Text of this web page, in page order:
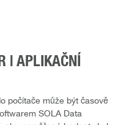
| APLIKAČNÍ
počítače může být časově
SOLA Data